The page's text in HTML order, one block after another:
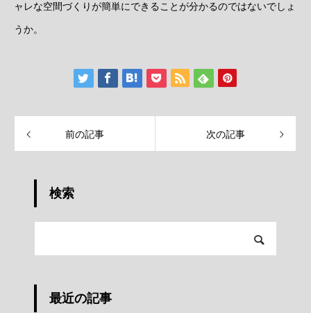
ャレな空間づくりが簡単にできることが分かるのではないでしょ
うか。
前の記事 次の記事
検索
最近の記事